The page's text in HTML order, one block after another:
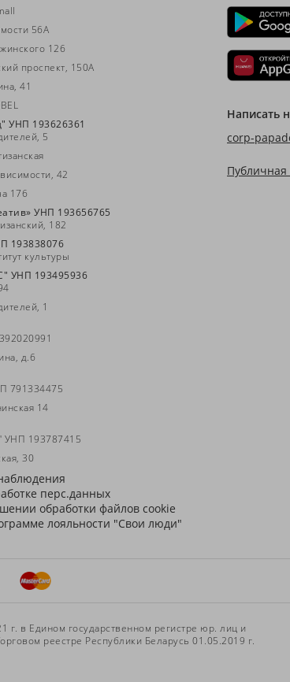
56А
126
проспект, 150А
41
193626361
5
42
176
УНП 193656765
182
193838076
культуры
УНП 193495936
1
д.6
791334475
14
УНП 193787415
30
перс.данных
обработки файлов cookie
лояльности "Свои люди"
Написать
corp-
Публичная
в Едином государственном регистре юр. лиц и
реестре Республики Беларусь 01.05.2019 г.